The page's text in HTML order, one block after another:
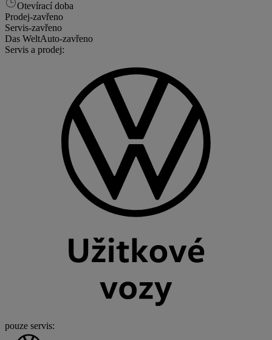
Otevírací doba
Prodej-zavřeno
Servis-zavřeno
Das WeltAuto-zavřeno
Servis a prodej:
pouze servis: